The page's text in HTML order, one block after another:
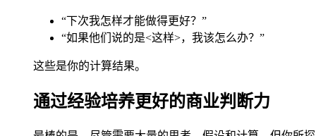
“下次我怎样才能做得更好？”
“如果他们说的是<这样>，我该怎么办？”
这些是你的计算结果。
通过经验培养更好的商业判断力